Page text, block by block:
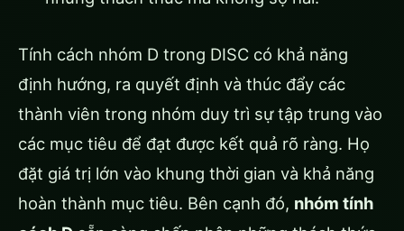
Tính cách nhóm D trong DISC có khả năng
định hướng, ra quyết định và thúc đẩy các
thành viên trong nhóm duy trì sự tập trung vào
các mục tiêu để đạt được kết quả rõ ràng. Họ
đặt giá trị lớn vào khung thời gian và khả năng
hoàn thành mục tiêu. Bên cạnh đó, nhóm tính